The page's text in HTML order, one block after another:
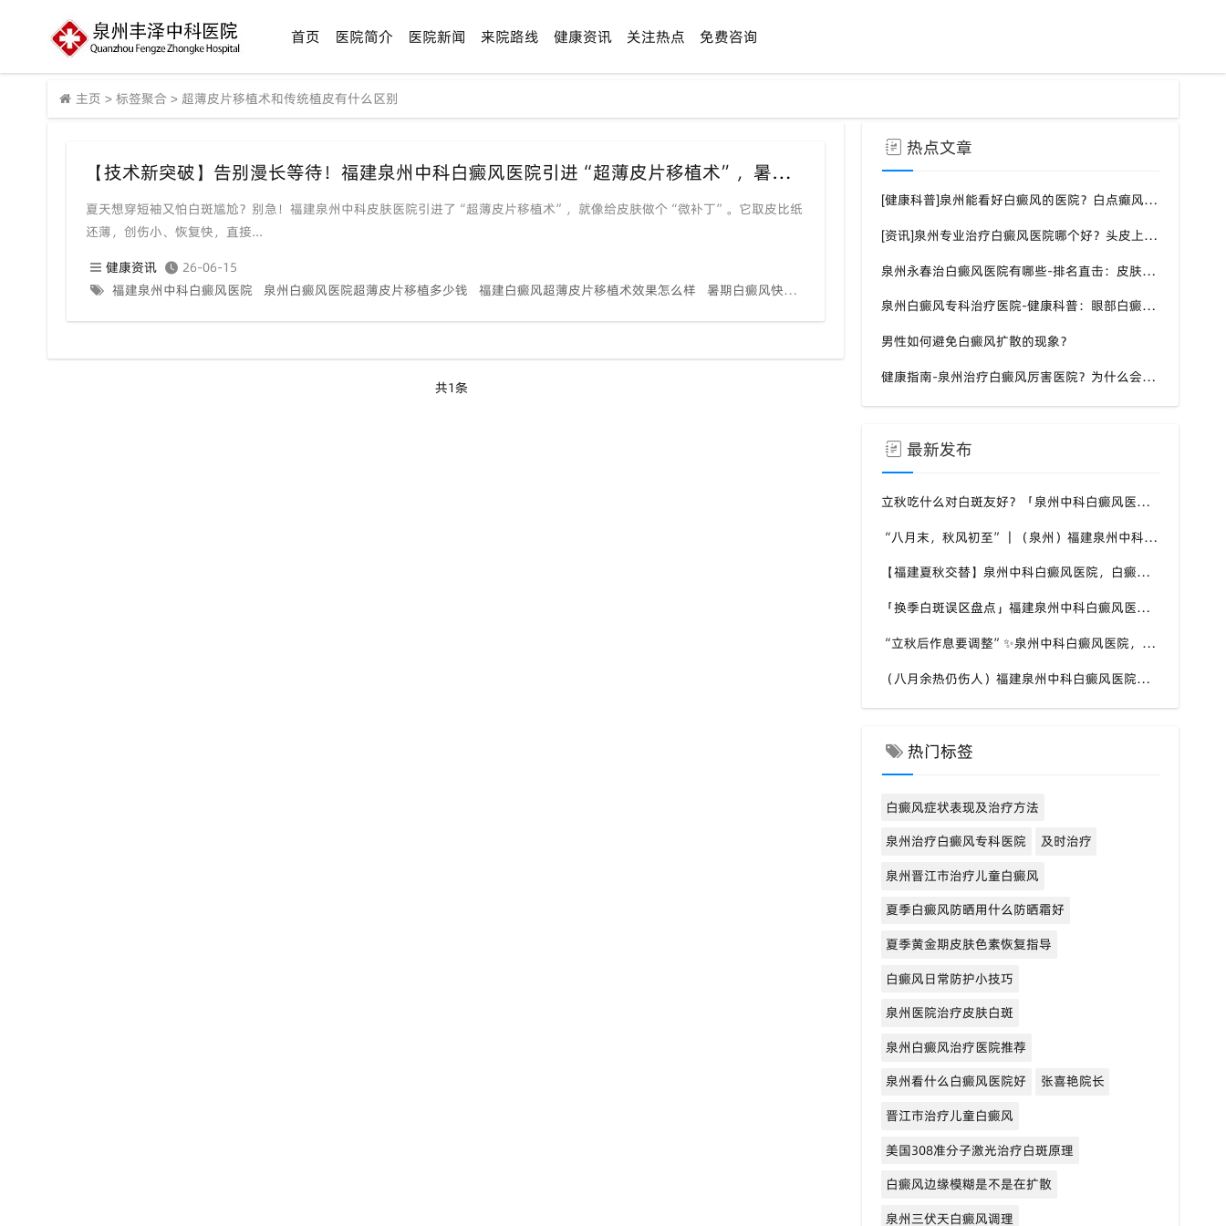
首页 医院简介 医院新闻 来院路线 健康资讯 关注热点 免费咨询
主页 > 标签聚合 > 超薄皮片移植术和传统植皮有什么区别
【技术新突破】告别漫长等待！福建泉州中科白癜风医院引进“超薄皮片移植术”，暑期帮你实现“快速复色”
夏天想穿短袖又怕白斑尴尬？别急！福建泉州中科皮肤医院引进了“超薄皮片移植术”，就像给皮肤做个“微补丁”。它取皮比纸
还薄，创伤小、恢复快，直接...
健康资讯
26-06-15
福建泉州中科白癜风医院
泉州白癜风医院超薄皮片移植多少钱 福建白癜风超薄皮片移植术效果怎么样 暑期白癜风快速复色治疗方法有哪些
共1条
热点文章
[健康科普]泉州能看好白癜风的医院？白点癫风需要注意什么饮食？
[资讯]泉州专业治疗白癜风医院哪个好？头皮上有一块白色厚厚的头皮？
泉州永春治白癜风医院有哪些-排名直击：皮肤白斑是什么原因导致的？
泉州白癜风专科治疗医院-健康科普：眼部白癜风症状？
男性如何避免白癜风扩散的现象？
健康指南-泉州治疗白癜风厉害医院？为什么会长白斑的原因？
最新发布
立秋吃什么对白斑友好？「泉州中科白癜风医院」福建白癜风患者饮食不要盲目忌口
“八月末，秋风初至”｜（泉州）福建泉州中科白癜风医院，聊聊白癜风换季防护关键点
【福建夏秋交替】泉州中科白癜风医院，白癜风患者，入秋之后洗澡习惯也要多注意
「换季白斑误区盘点」福建泉州中科白癜风医院，白斑消长多变，科学对待才是正道
“立秋后作息要调整”✨泉州中科白癜风医院，白癜风患者，不良作息会影响皮肤状态
（八月余热仍伤人）福建泉州中科白癜风医院，白癜风外出，依旧要做好硬防晒措施
热门标签
白癜风症状表现及治疗方法
泉州治疗白癜风专科医院
及时治疗
泉州晋江市治疗儿童白癜风
夏季白癜风防晒用什么防晒霜好
夏季黄金期皮肤色素恢复指导
白癜风日常防护小技巧
泉州医院治疗皮肤白斑
泉州白癜风治疗医院推荐
泉州看什么白癜风医院好
张喜艳院长
晋江市治疗儿童白癜风
美国308准分子激光治疗白斑原理
白癜风边缘模糊是不是在扩散
泉州三伏天白癜风调理